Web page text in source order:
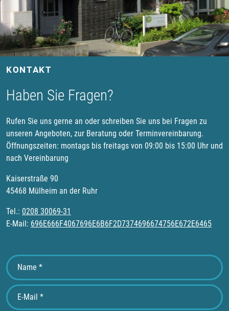
KONTAKT
Haben Sie Fragen?
Rufen Sie uns gerne an oder schreiben Sie uns bei Fragen zu
unseren Angeboten, zur Beratung oder Terminvereinbarung.
Öffnungszeiten: montags bis freitags von 09:00 bis 15:00 Uhr und
nach Vereinbarung
Kaiserstraße 90
45468 Mülheim an der Ruhr
Tel.: 0208 30069-31
E-Mail: 696E666F4067696E6B6F2D7374696674756E672E6465